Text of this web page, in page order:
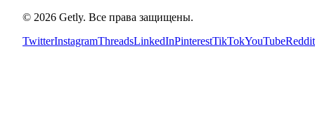
© 2026 Getly. Все права защищены.
TwitterInstagramThreadsLinkedInPinterestTikTokYouTubeReddit